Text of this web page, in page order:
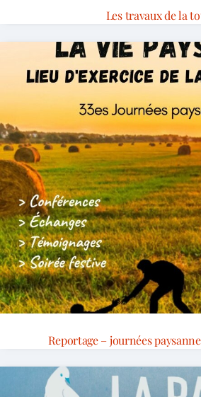
Les travaux de la
Reportage – journées